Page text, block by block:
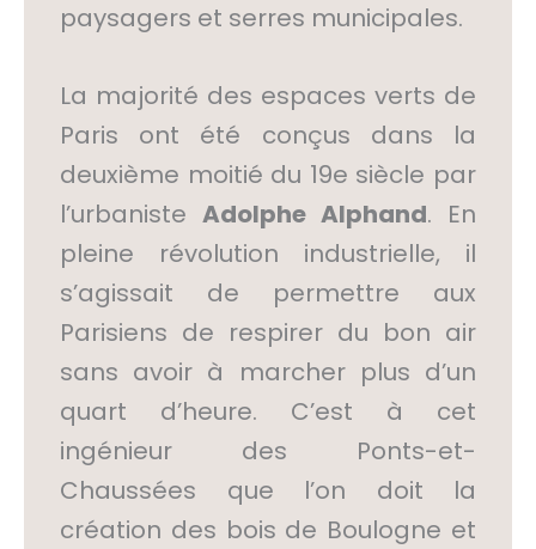
paysagers et serres municipales.
La majorité des espaces verts de
Paris ont été conçus dans la
deuxième moitié du 19e siècle par
l’urbaniste Adolphe Alphand. En
pleine révolution industrielle, il
s’agissait de permettre aux
Parisiens de respirer du bon air
sans avoir à marcher plus d’un
quart d’heure. C’est à cet
ingénieur des Ponts-et-
Chaussées que l’on doit la
création des bois de Boulogne et